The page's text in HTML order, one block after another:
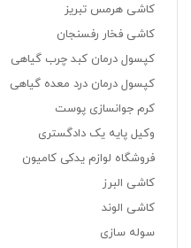
کاشی هرمس تبریز
کاشی فخار رفسنجان
کپسول درمان کبد چرب گیاهی
کپسول درمان درد معده گیاهی
کرم جوانسازی پوست
وکیل پایه یک دادگستری
فروشگاه لوازم یدکی کامیون
کاشی البرز
کاشی الوند
سوله سازی